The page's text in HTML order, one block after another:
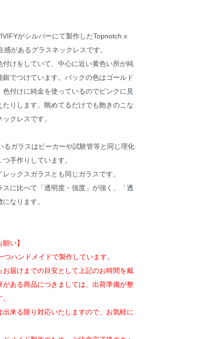
がシルバーにて製作したTopnotch x
があるグラスネックレスです。
付けをしていて、中心に近い黄色い所が純
でつけています。バックの色はゴールド
色付けに純金を使っているのでピンクに見
たりします。眺めてるだけでも飽きのこな
クレスです。
るガラスはビーカーや試験管等と同じ理化
手作りしています。
ックスガラスとも同じガラスです。
スに比べて「透明度・強度」が強く、「透
なります。
い】
ハンドメイドで製作しています。
お届けまでの目安として上記のお時間を戴
がある商品につきましては、出荷準備が整
出来る限り対応いたしますので、お気軽に